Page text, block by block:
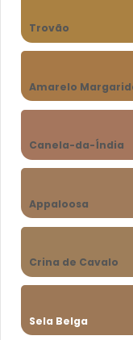
Trovão
Amarelo
Canela-da-Índia
Appaloosa
Crina de Cavalo
Sela Belga